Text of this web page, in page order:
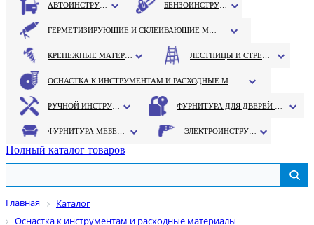
Полный каталог товаров
Главная
Каталог
Оснастка к инструментам и расходные материалы